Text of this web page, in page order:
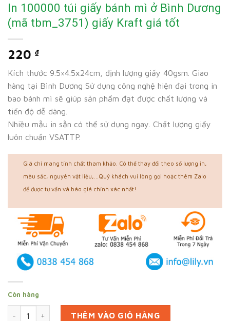
In 100000 túi giấy bánh mì ở Bình Dương
(mã tbm_3751) giấy Kraft giá tốt
220 ₫
Kích thước 9.5×4.5x24cm, định lượng giấy 40gsm. Giao
hàng tại Bình Dương Sử dụng công nghệ hiện đại trong in
bao bánh mì sẽ giúp sản phẩm đạt được chất lượng và
tiến độ dễ dàng.
Nhiều mẫu in sẵn có thể sử dụng ngay. Chất lượng giấy
luôn chuẩn VSATTP.
Giá chỉ mang tính chất tham khảo. Có thể thay đổi theo số lượng in,
màu sắc, nguyên vật liệu,...Quý khách vui lòng gọi hoặc thêm Zalo
để được tư vấn và báo giá chính xác nhất!
Còn hàng
In 100000 túi giấy bánh mì ở Bình Dương (mã tbm_3751)
THÊM VÀO GIỎ HÀNG